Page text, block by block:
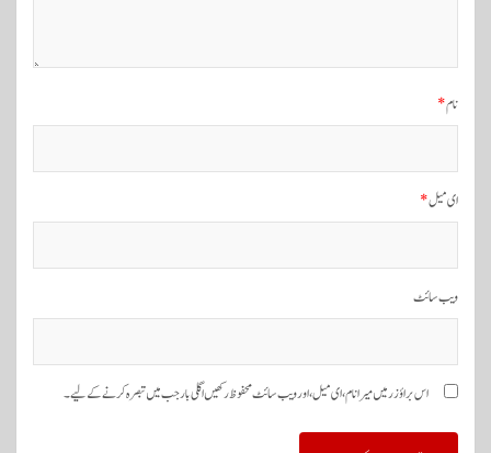
ننام*
ای میل*
ویب‌ سائٹ
اس براؤزر میں میرا نام، ای میل، اور ویب سائٹ محفوظ رکھیں اگلی بار جب میں تبصرہ کرنے کےلیے۔